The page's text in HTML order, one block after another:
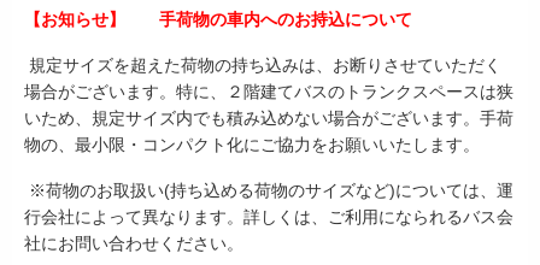
【お知らせ】 手荷物の車内へのお持込について
規定サイズを超えた荷物の持ち込みは、お断りさせていただく
場合がございます。特に、２階建てバスのトランクスペースは狭
いため、規定サイズ内でも積み込めない場合がございます。手荷
物の、最小限・コンパクト化にご協力をお願いいたします。
※荷物のお取扱い(持ち込める荷物のサイズなど)については、運
行会社によって異なります。詳しくは、ご利用になられるバス会
社にお問い合わせください。